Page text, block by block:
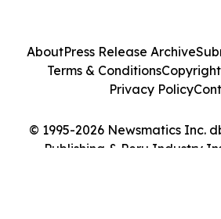
© 1995-2026 Newsmatics Inc.
Publishing & Peru Industry
AboutPress Release Archive
Terms & Conditions
Privacy Policy